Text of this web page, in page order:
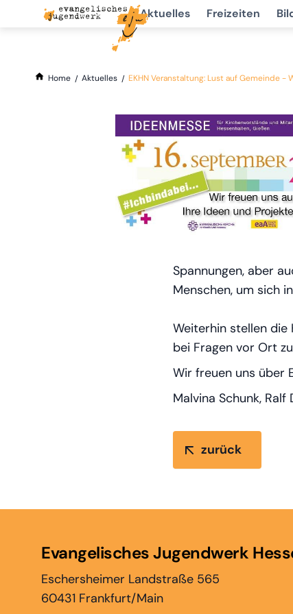
Aktuelles Freizeiten
Home Aktuelles EKHN Veranstaltung: Lust auf Gemeinde -
Spannungen, aber
Menschen, um sich
Weiterhin stellen die
bei Fragen vor Ort
Wir freuen uns über
Malvina Schunk,
zurück
Evangelisches Jugendwerk
Eschersheimer Landstraße 565
60431 Frankfurt/Main